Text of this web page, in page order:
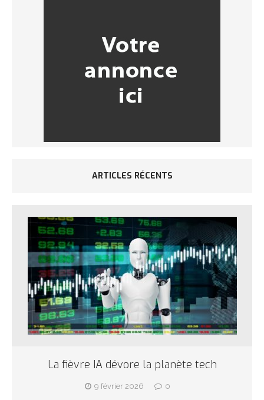
ARTICLES RÉCENTS
La fièvre IA dévore la planète tech
9 février 2026 0